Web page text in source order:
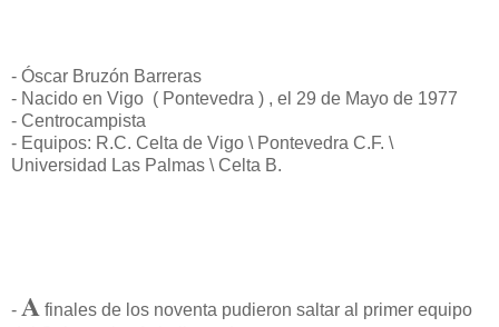
- Óscar Bruzón Barreras
- Nacido en Vigo ( Pontevedra ) , el 29 de Mayo de 1977
- Centrocampista
- Equipos: R.C. Celta de Vigo \ Pontevedra C.F. \
Universidad Las Palmas \ Celta B.
- A finales de los noventa pudieron saltar al primer equipo